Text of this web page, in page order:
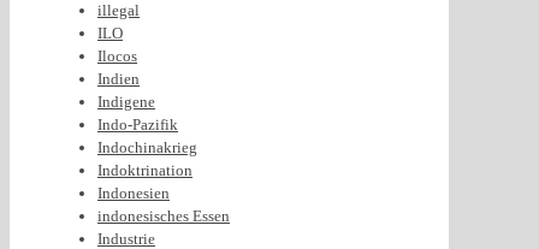
illegal
ILO
Ilocos
Indien
Indigene
Indo-Pazifik
Indochinakrieg
Indoktrination
Indonesien
indonesisches Essen
Industrie